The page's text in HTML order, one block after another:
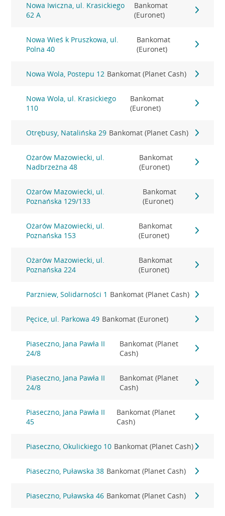
Nowa Iwiczna, ul. Krasickiego
62 A
Bankomat
(Euronet)
Nowa Wieś k Pruszkowa, ul.
Polna 40
Bankomat
(Euronet)
Nowa Wola, Postepu 12 Bankomat (Planet Cash)
Nowa Wola, ul. Krasickiego
110
Bankomat
(Euronet)
Otrębusy, Natalińska 29 Bankomat (Planet Cash)
Ożarów Mazowiecki, ul.
Nadbrzeżna 48
Bankomat
(Euronet)
Ożarów Mazowiecki, ul.
Poznańska 129/133
Bankomat
(Euronet)
Ożarów Mazowiecki, ul.
Poznańska 153
Bankomat
(Euronet)
Ożarów Mazowiecki, ul.
Poznańska 224
Bankomat
(Euronet)
Parzniew, Solidarności 1 Bankomat (Planet Cash)
Pęcice, ul. Parkowa 49 Bankomat (Euronet)
Piaseczno, Jana Pawła II
24/8
Bankomat (Planet
Cash)
Piaseczno, Jana Pawła II
24/8
Bankomat (Planet
Cash)
Piaseczno, Jana Pawła II
45
Bankomat (Planet
Cash)
Piaseczno, Okulickiego 10 Bankomat (Planet Cash)
Piaseczno, Puławska 38 Bankomat (Planet Cash)
Piaseczno, Puławska 46 Bankomat (Planet Cash)